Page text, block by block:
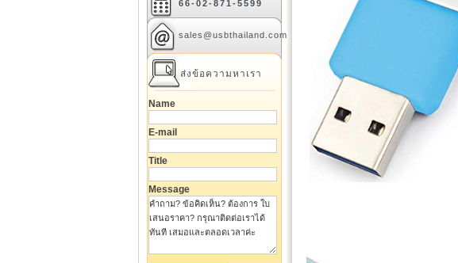
66-02-871-5599
sales@usbthailand.com
ส่งข้อความหาเรา
Name
E-mail
Title
Message